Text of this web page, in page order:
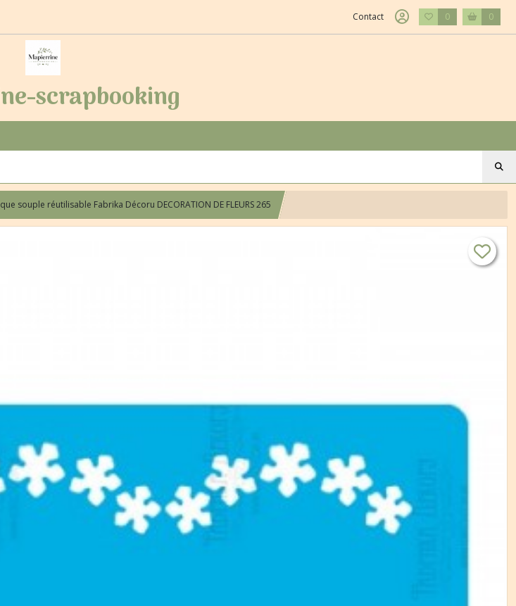
Contact 0 0
scrapbooking
souple réutilisable Fabrika Décoru DECORATION DE FLEURS 265